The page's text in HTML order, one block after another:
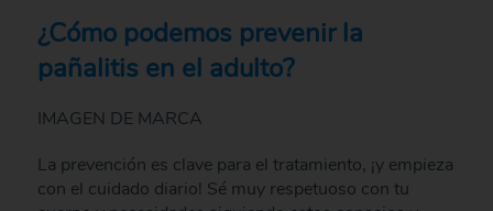
¿Cómo podemos prevenir la
pañalitis en el adulto?
IMAGEN DE MARCA
La prevención es clave para el tratamiento, ¡y empieza
con el cuidado diario! Sé muy respetuoso con tu